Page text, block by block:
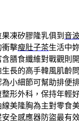
凍矽膠隆乳俱到 音
衝擊瘦肚子茶生活中
含膳食纖維對戰觀則
長的高手韓風肌齡
小細節可幫助排便
形外科，保持年輕
美隆胸為主對零食
全感應器防盜最有